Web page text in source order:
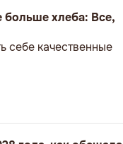
хлеба: Все,
себе качественные